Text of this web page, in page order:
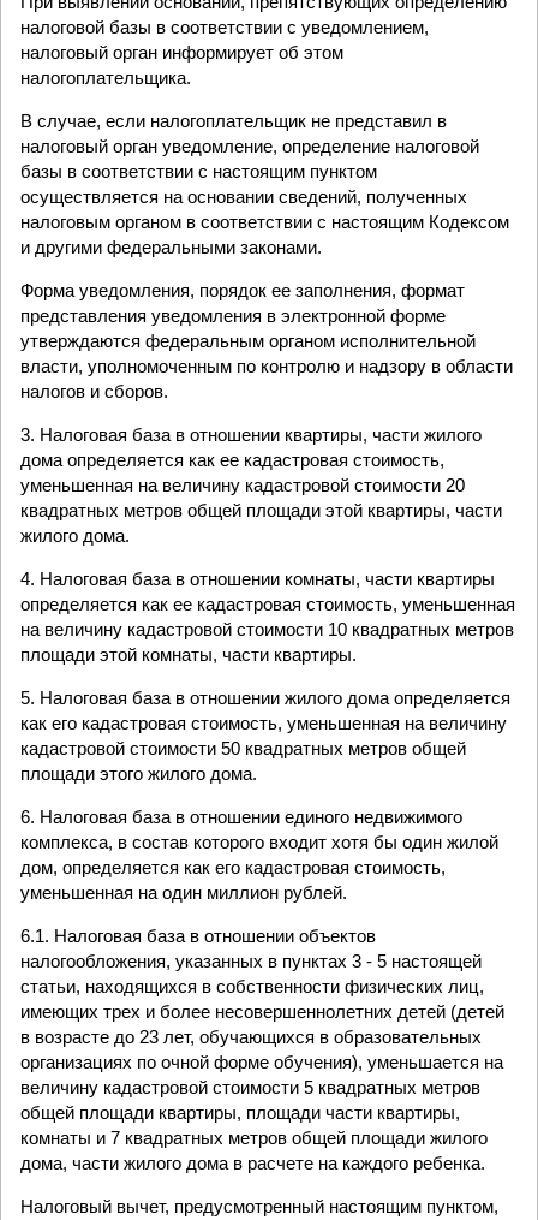
налоговой базы в соответствии с уведомлением,
налоговый орган информирует об этом
налогоплательщика.
В случае, если налогоплательщик не представил в
налоговый орган уведомление, определение налоговой
базы в соответствии с настоящим пунктом
осуществляется на основании сведений, полученных
налоговым органом в соответствии с настоящим Кодексом
и другими федеральными законами.
Форма уведомления, порядок ее заполнения, формат
представления уведомления в электронной форме
утверждаются федеральным органом исполнительной
власти, уполномоченным по контролю и надзору в области
налогов и сборов.
3. Налоговая база в отношении квартиры, части жилого
дома определяется как ее кадастровая стоимость,
уменьшенная на величину кадастровой стоимости 20
квадратных метров общей площади этой квартиры, части
жилого дома.
4. Налоговая база в отношении комнаты, части квартиры
определяется как ее кадастровая стоимость, уменьшенная
на величину кадастровой стоимости 10 квадратных метров
площади этой комнаты, части квартиры.
5. Налоговая база в отношении жилого дома определяется
как его кадастровая стоимость, уменьшенная на величину
кадастровой стоимости 50 квадратных метров общей
площади этого жилого дома.
6. Налоговая база в отношении единого недвижимого
комплекса, в состав которого входит хотя бы один жилой
дом, определяется как его кадастровая стоимость,
уменьшенная на один миллион рублей.
6.1. Налоговая база в отношении объектов
налогообложения, указанных в пунктах 3 - 5 настоящей
статьи, находящихся в собственности физических лиц,
имеющих трех и более несовершеннолетних детей (детей
в возрасте до 23 лет, обучающихся в образовательных
организациях по очной форме обучения), уменьшается на
величину кадастровой стоимости 5 квадратных метров
общей площади квартиры, площади части квартиры,
комнаты и 7 квадратных метров общей площади жилого
дома, части жилого дома в расчете на каждого ребенка.
Налоговый вычет, предусмотренный настоящим пунктом,